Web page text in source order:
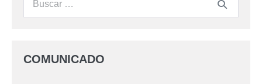
COMUNICADO